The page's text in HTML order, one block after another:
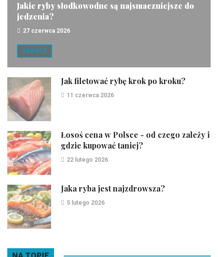
Jakie ryby słodkowodne są najsmaczniejsze do
jedzenia?
27 czerwca 2026
ZOBACZ
Jak filetować rybę krok po kroku?
11 czerwca 2026
Łosoś cena w Polsce - od czego zależy i
gdzie kupować taniej?
22 lutego 2026
Jaka ryba jest najzdrowsza?
5 lutego 2026